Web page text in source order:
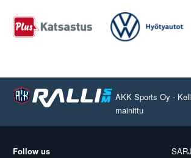
AKK Sports Oy -
mainittu
Follow us